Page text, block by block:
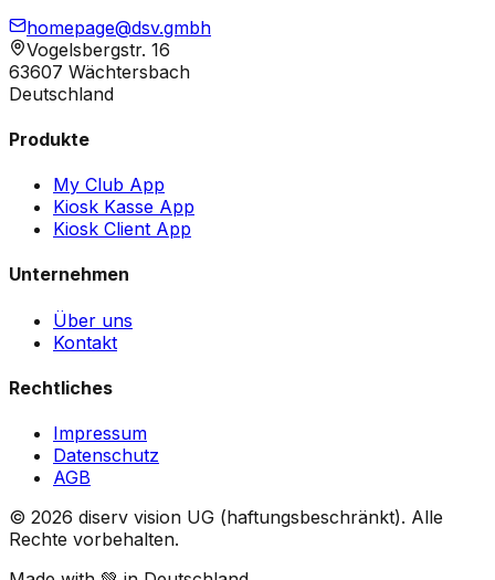
homepage@dsv.gmbh
Vogelsbergstr. 16
63607 Wächtersbach
Deutschland
Produkte
My Club App
Kiosk Kasse App
Kiosk Client App
Unternehmen
Über uns
Kontakt
Rechtliches
Impressum
Datenschutz
AGB
© 2026 diserv vision UG (haftungsbeschränkt). Alle
Rechte vorbehalten.